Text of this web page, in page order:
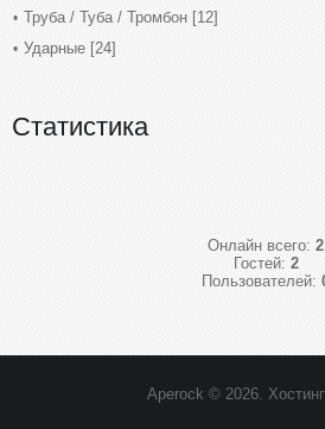
Труба / Туба / Тромбон [12]
Ударные [24]
Статистика
Онлайн всего: 2
Гостей: 2
Пользователей:
Aperock © 2026.